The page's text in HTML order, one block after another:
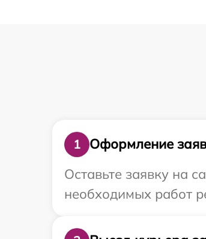
1
Оформление
Оставьте заявку на
необходимых работ